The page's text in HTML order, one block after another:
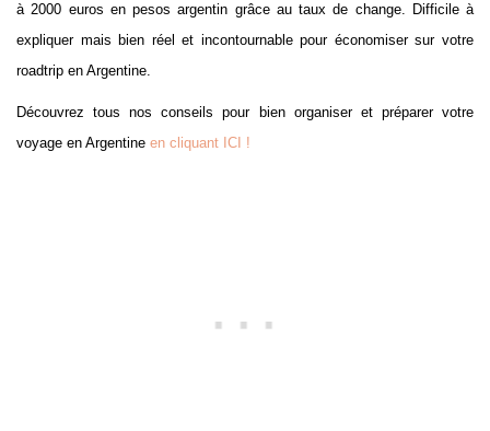
à 2000 euros en pesos argentin grâce au taux de change. Difficile à
expliquer mais bien réel et incontournable pour économiser sur votre
roadtrip en Argentine.
Découvrez tous nos conseils pour bien organiser et préparer votre
voyage en Argentine en cliquant ICI !